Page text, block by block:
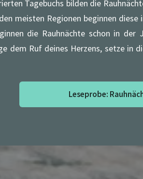
Tagebuchs bilden die
meisten Regionen beginnen
die Rauhnächte schon in
dem Ruf deines Herzens, setze in
Leseprobe: